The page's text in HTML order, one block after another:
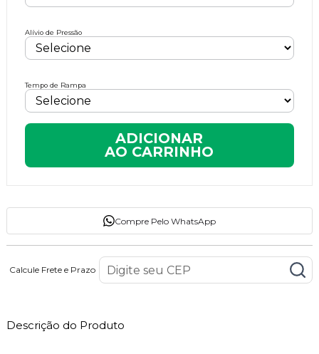
Alívio de Pressão
Tempo de Rampa
ADICIONAR
AO CARRINHO
Compre Pelo WhatsApp
Calcule Frete e Prazo
Descrição do Produto